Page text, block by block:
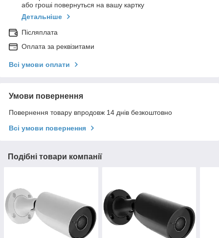
або гроші повернуться на вашу картку
Детальніше
Післяплата
Оплата за реквізитами
Всі умови оплати
Умови повернення
Повернення товару впродовж 14 днів безкоштовно
Всі умови повернення
Подібні товари компанії